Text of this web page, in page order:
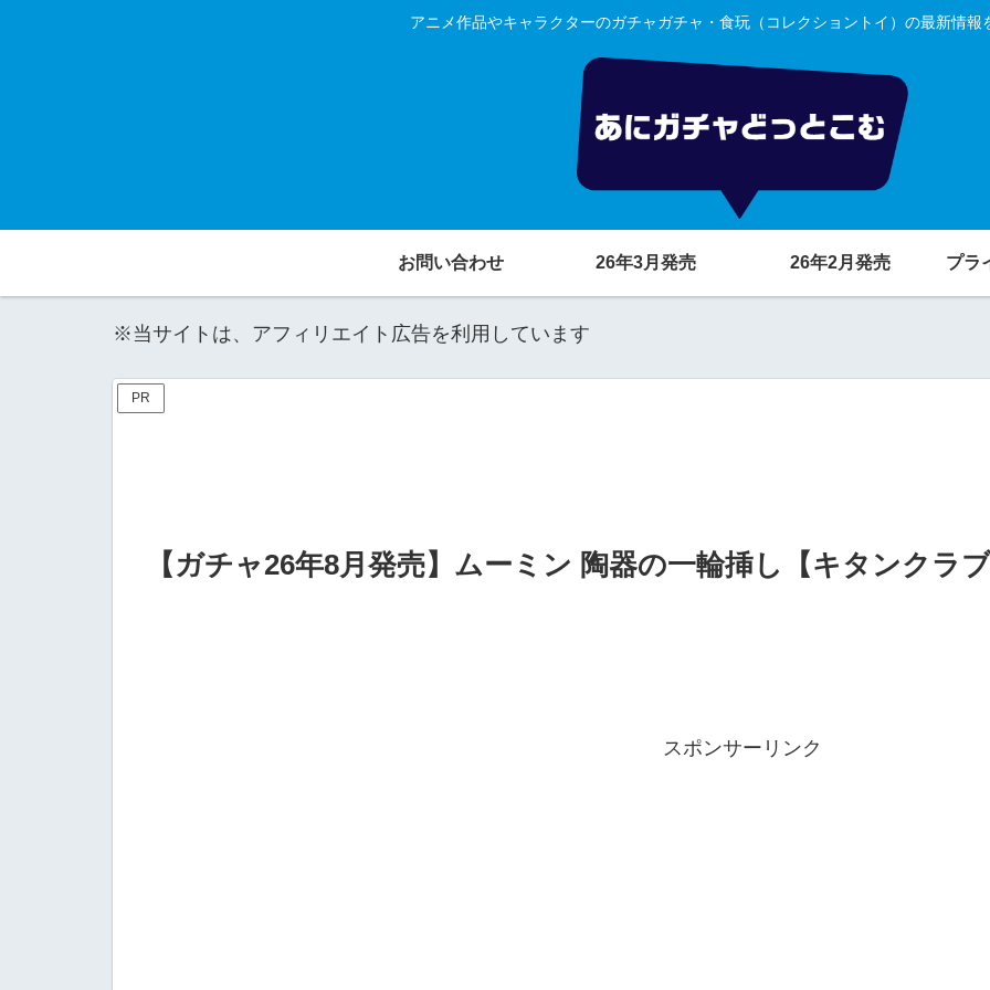
アニメ作品やキャラクターのガチャガチャ・食玩（コレクショントイ）の最新情報
お問い合わせ 26年3月発売 26年2月発売 プラ
※当サイトは、アフィリエイト広告を利用しています
PR
【ガチャ26年8月発売】ムーミン 陶器の一輪挿し【キタンクラ
スポンサーリンク